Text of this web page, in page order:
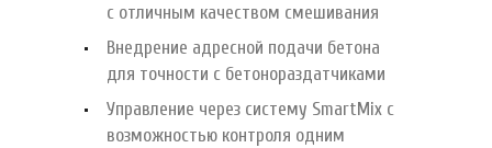
с отличным качеством смешивания
Внедрение адресной подачи бетона
для точности с бетонораздатчиками
Управление через систему SmartMix с
возможностью контроля одним